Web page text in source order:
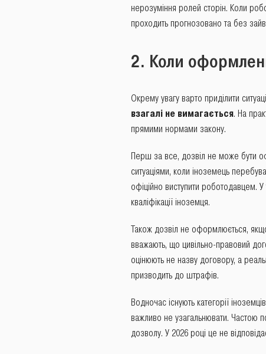
нерозуміння ролей сторін. Коли
проходить прогнозовано та без
2. Коли
Окрему увагу варто приділити
взагалі не вимагається. На
прямими нормами закону.
Перш за все, дозвіл не може бути
ситуаціями, коли іноземець
офіційно виступити
кваліфікації іноземця.
Також дозвіл не оформлюється,
вважають, що цивільно-правовий
оцінюють не назву договору, а
призводить до штрафів.
Водночас існують категорії
важливо не узагальнювати. Частою
дозволу. У 2026 році це не